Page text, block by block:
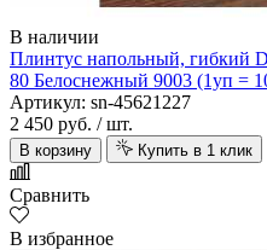
В наличии
Плинтус напольный, гибкий
80 Белоснежный 9003 (1уп =
Артикул: sn-45621227
2 450 руб. / шт.
В корзину Купить в 1 клик
Сравнить
В избранное